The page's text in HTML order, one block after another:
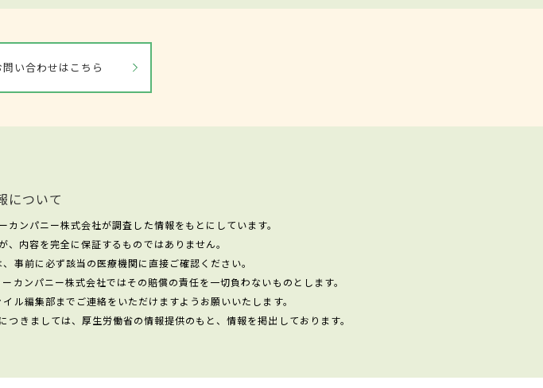
い合わせはこちら
について
ンパニー株式会社が調査した情報をもとにしています。
内容を完全に保証するものではありません。
事前に必ず該当の医療機関に直接ご確認ください。
カンパニー株式会社ではその賠償の責任を一切負わないものとします。
ル編集部までご連絡をいただけますようお願いいたします。
きましては、厚生労働省の情報提供のもと、情報を掲出しております。